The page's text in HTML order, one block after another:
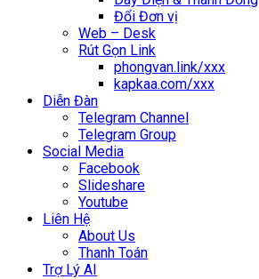
Đổi Đơn vị
Web – Desk
Rút Gọn Link
phongvan.link/xxx
kapkaa.com/xxx
Diễn Đàn
Telegram Channel
Telegram Group
Social Media
Facebook
Slideshare
Youtube
Liên Hệ
About Us
Thanh Toán
Trợ Lý AI